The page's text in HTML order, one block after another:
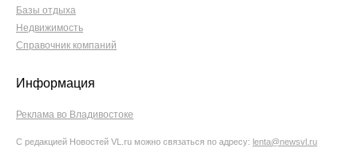
Базы отдыха
Недвижимость
Справочник компаний
Информация
Реклама во Владивостоке
С редакцией Новостей VL.ru можно связаться по адресу: lenta@newsvl.ru